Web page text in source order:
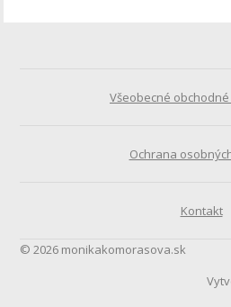
Všeobecné
Ochrana
Kontakt
© 2026 monikakomorasova.sk